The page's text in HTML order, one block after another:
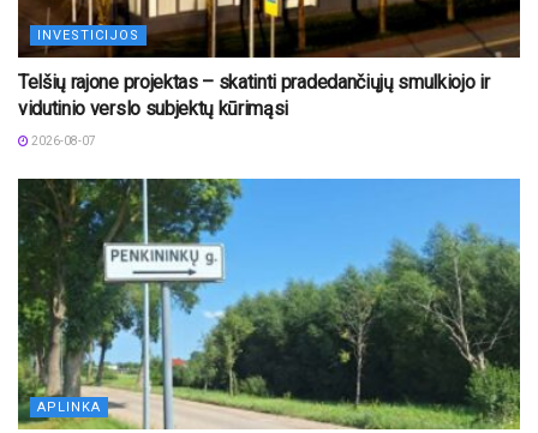
INVESTICIJOS
Telšių rajone projektas – skatinti pradedančiųjų smulkiojo ir
vidutinio verslo subjektų kūrimąsi
2026-08-07
APLINKA